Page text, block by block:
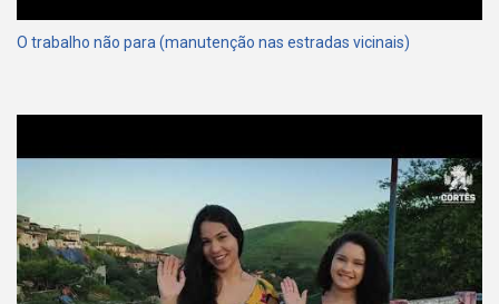
O trabalho não para (manutenção nas estradas vicinais)